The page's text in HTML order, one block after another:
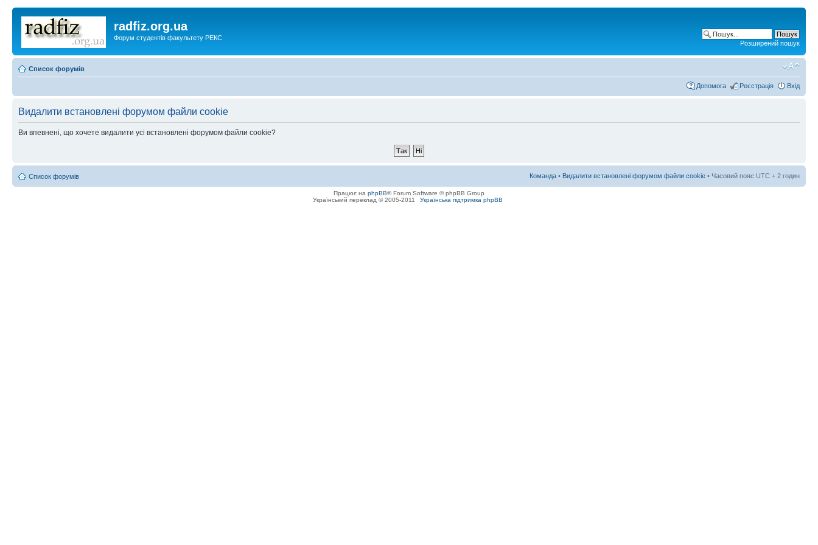
radfiz.org.ua
Форум студентів факультету РЕКС
Розширений пошук
Список форумів
Допомога Реєстрація Вхід
Видалити встановлені форумом файли cookie
Ви впевнені, що хочете видалити усі встановлені форумом файли cookie?
Список форумів Команда • Видалити встановлені форумом файли cookie • Часовий пояс UTC + 2 годин
Працює на phpBB® Forum Software © phpBB Group
Український переклад © 2005-2011
Українська підтримка phpBB